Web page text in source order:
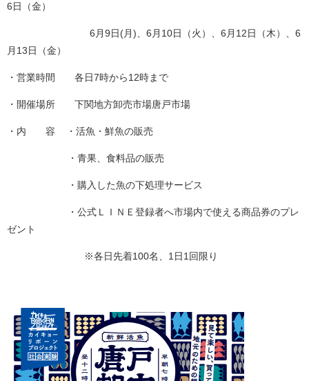
6日（金）
6月9日(月)、6月10日（火）、6月12日（木）、6
月13日（金）
・営業時間 各日7時から12時まで
・開催場所 下関地方卸売市場唐戸市場
・内 容 ・活魚・鮮魚の販売
・青果、食料品の販売
・購入した魚の下処理サービス
・公式ＬＩＮＥ登録者へ市場内で使える商品券のプレ
ゼント
※各日先着100名、1日1回限り